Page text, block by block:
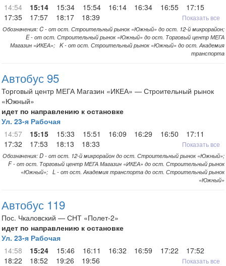
14:54
15:14 15:34 15:54 16:14 16:34 16:55
17:15
17:35
17:57 18:17 18:39 Показать все
Обозначения: C - от ост. Строительный рынок «Южный» до ост. 12-й микрорайон;
E - от ост. Строительный рынок «Южный» до ост. Торговый центр МЕГА
Магазин «ИКЕА»; K - от ост. Строительный рынок «Южный» до ост. Академия
транспорта
Автобус 95
Торговый центр МЕГА Магазин «ИКЕА» — Строительный рынок
«Южный»
идет по направлению к остановке
Ул. 23-я Рабочая
14:57
15:15 15:33 15:51 16:09 16:29 16:50
17:11
17:32
17:53 18:13 18:33 Показать все
Обозначения: D - от ост. 12-й микрорайон до ост. Строительный рынок «Южный»;
F - от ост. Торговый центр МЕГА Магазин «ИКЕА» до ост. Строительный рынок
«Южный»; L - от ост. Академия транспорта до ост. Строительный рынок
«Южный»
Автобус 119
Пос. Чкаловский — СНТ «Полет-2»
идет по направлению к остановке
Ул. 23-я Рабочая
14:58
15:24 15:46 16:11 16:32 16:59 17:22
17:52
18:22
18:52 19:26 19:56 Показать все